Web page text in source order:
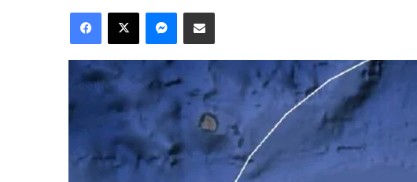
Facebook
X MessengerCompartir por correo electrónico